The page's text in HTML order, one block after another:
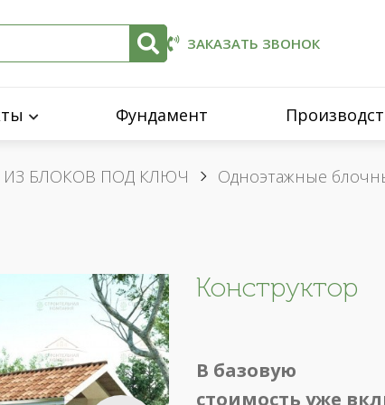
ЗАКАЗАТЬ ЗВОНОК
Фундамент
ИЗ БЛОКОВ ПОД КЛЮЧ Одноэтажные
Конструктор
В базовую
стоимость уже